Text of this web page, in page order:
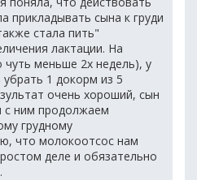
прикладывать сына к груди
стала пить"
лактации. На
меньше 2х недель), у
1 докорм из 5
очень хороший, сын
ним продолжаем
грудному
что молокоотсос нам
деле и обязательно